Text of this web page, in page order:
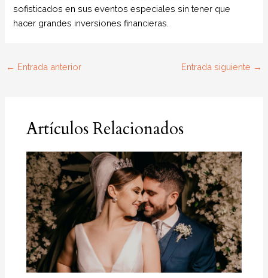
sofisticados en sus eventos especiales sin tener que
hacer grandes inversiones financieras.
← Entrada anterior Entrada siguiente →
Artículos Relacionados